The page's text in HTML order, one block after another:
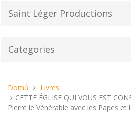
Saint Léger Productions
Categories
Nacházíte
se
tady:
Domů
Livres
CETTE ÉGLISE QUI VOUS EST
Pierre le Vénérable avec les Papes et